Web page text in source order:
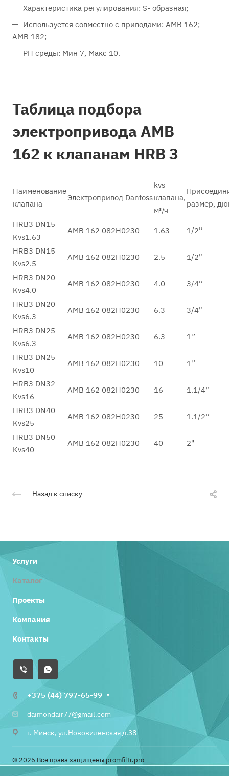
Характеристика регулирования: S- образная;
Используется совместно с приводами: AMB 162;
AMB 182;
PH среды: Мин 7, Макс 10.
Таблица подбора
электропривода AMB
162 к клапанам HRB 3
Наименование
клапана
Электропривод Danfoss
kvs
клапана,
м³/ч
размер,
HRB3 DN15
Kvs1.63
AMB 162 082H0230 1.63 1/2'’
HRB3 DN15
Kvs2.5
AMB 162 082H0230 2.5 1/2'’
HRB3 DN20
Kvs4.0
AMB 162 082H0230 4.0 3/4'’
HRB3 DN20
Kvs6.3
AMB 162 082H0230 6.3 3/4'’
HRB3 DN25
Kvs6.3
AMB 162 082H0230 6.3 1'’
HRB3 DN25
Kvs10
AMB 162 082H0230 10 1'’
HRB3 DN32
Kvs16
AMB 162 082H0230 16 1.1/4'’
HRB3 DN40
Kvs25
AMB 162 082H0230 25 1.1/2'’
HRB3 DN50
Kvs40
AMB 162 082H0230 40 2"
Назад к списку
Услуги
Каталог
Проекты
Компания
Контакты
+375 (44) 797-65-99
daimondair77@gmail.com
г. Минск, ул.Нововиленская д.38
© 2026 Все права защищены promfiltr.pro